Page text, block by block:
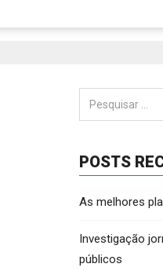
Pesquisar
por:
POSTS
As melhores
Investigação
públicos